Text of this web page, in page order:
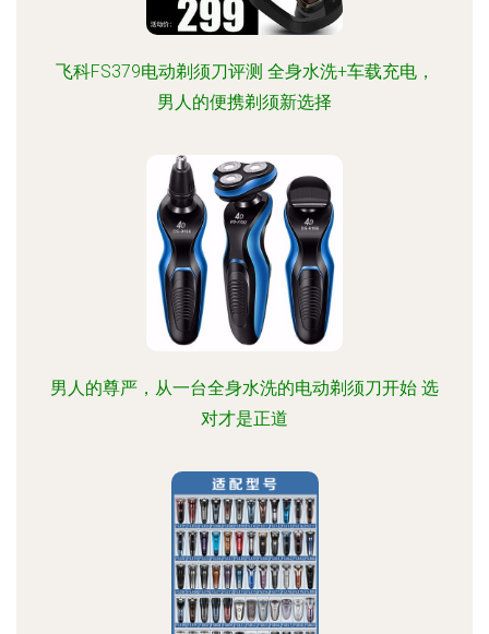
飞科FS379电动剃须刀评测 全身水洗+车载充电，
男人的便携剃须新选择
男人的尊严，从一台全身水洗的电动剃须刀开始 选
对才是正道